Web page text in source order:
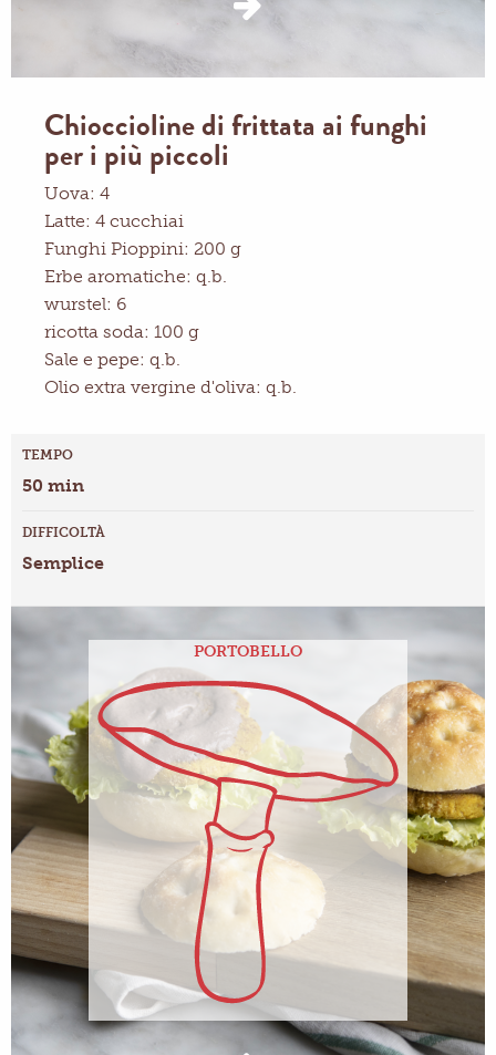
Chioccioline di frittata ai funghi
per i più piccoli
Uova: 4
Latte: 4 cucchiai
Funghi Pioppini: 200 g
Erbe aromatiche: q.b.
wurstel: 6
ricotta soda: 100 g
Sale e pepe: q.b.
Olio extra vergine d'oliva: q.b.
TEMPO
50 min
DIFFICOLTÀ
Semplice
PORTOBELLO